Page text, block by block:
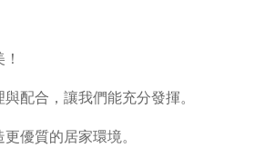
配合，讓我們能充分發揮。
優質的居家環境。